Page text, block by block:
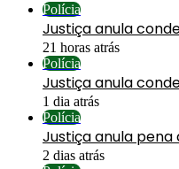
Polícia
Justiça anula
21 horas atrás
Polícia
Justiça anula
1 dia atrás
Polícia
Justiça anula pena
2 dias atrás